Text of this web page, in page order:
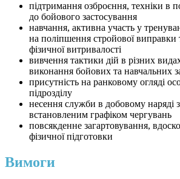
підтримання озброєння, техніки в
до бойового застосування
навчання, активна участь у
на поліпшення стройової виправки
фізичної витривалості
вивчення тактики дій в різних
виконання бойових та навчальних
присутність на ранковому огляді
підрозділу
несення служби в добовому наряді
встановленим графіком чергувань
повсякденне загартовування,
фізичної підготовки
Вимоги